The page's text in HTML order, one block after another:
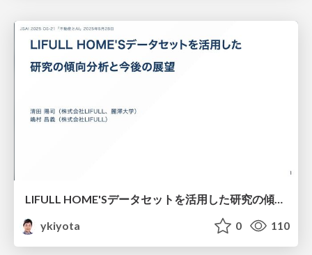
LIFULL HOME'Sデータセットを活用した研究の傾向分析と今後の展望 / Trend Analysis and Future Prospects for Research Using the LIFULL HOME'S Dataset
ykiyota
0 110